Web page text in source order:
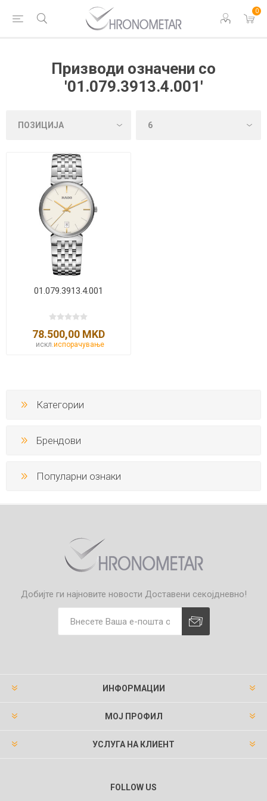
0
Призводи означени со
'01.079.3913.4.001'
01.079.3913.4.001
78.500,00 MKD
искл. испорачување
Категории
Брендови
Популарни ознаки
Добијте ги најновите новости Доставени секојдневно!
ИНФОРМАЦИИ
МОЈ ПРОФИЛ
УСЛУГА НА КЛИЕНТ
FOLLOW US